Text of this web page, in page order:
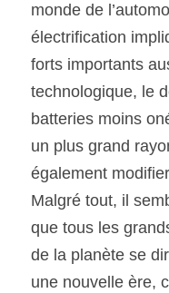
monde de
électrification
forts importants
technologique, le
batteries moins
un plus grand
également
Malgré tout, il
que tous les
de la planète se
une nouvelle ère,